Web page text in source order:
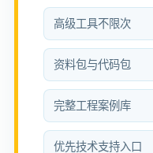
高级工具不限次
资料包与代码包
完整工程案例库
优先技术支持入口